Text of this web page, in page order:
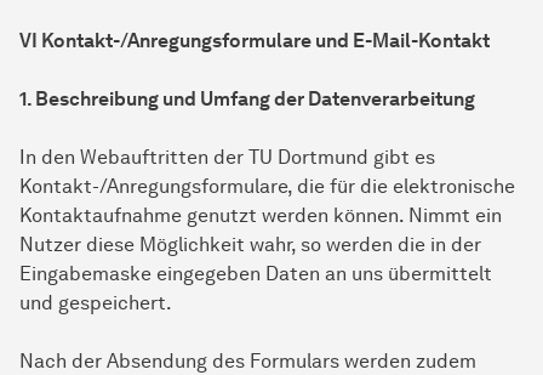
VI Kontakt-/Anregungsformulare und E-Mail-Kontakt
1. Beschreibung und Umfang der Datenverarbeitung
In den Webauftritten der TU Dortmund gibt es
Kontakt-/Anregungsformulare, die für die elektronische
Kontaktaufnahme genutzt werden können. Nimmt ein
Nutzer diese Möglichkeit wahr, so werden die in der
Eingabemaske eingegeben Daten an uns übermittelt
und gespeichert.
Nach der Absendung des Formulars werden zudem